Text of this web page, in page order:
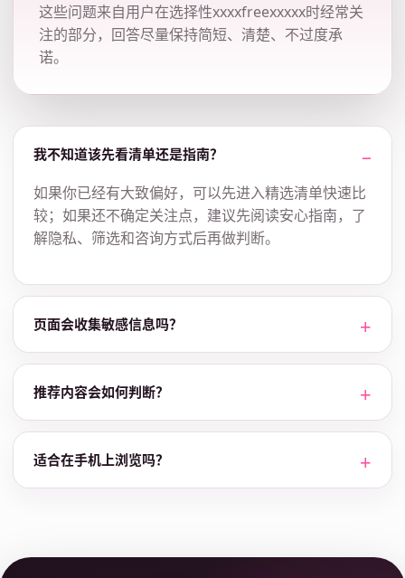
这些问题来自用户在选择性xxxxfreexxxxx时经常关
注的部分，回答尽量保持简短、清楚、不过度承
诺。
我不知道该先看清单还是指南？
如果你已经有大致偏好，可以先进入精选清单快速比
较；如果还不确定关注点，建议先阅读安心指南，了
解隐私、筛选和咨询方式后再做判断。
页面会收集敏感信息吗？
推荐内容会如何判断？
适合在手机上浏览吗？